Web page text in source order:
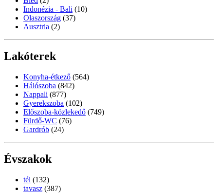
Indonézia - Bali (10)
Olaszország (37)
Ausztria (2)
Lakóterek
Konyha-étkező (564)
Hálószoba (842)
Nappali (877)
Gyerekszoba (102)
Előszoba-közlekedő (749)
Fürdő-WC (76)
Gardrób (24)
Évszakok
tél (132)
tavasz (387)